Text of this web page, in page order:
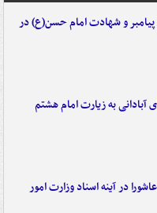
و شهادت امام حسن(ع) در
آبادانی به زیارت امام هشتم
در آینه اسناد وزارت امور